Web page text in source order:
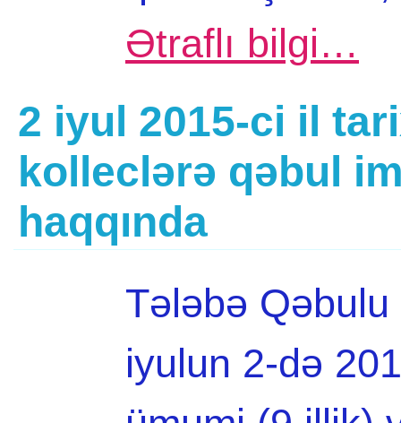
Ətraflı bilgi…
2 iyul 2015-ci il
kolleclərə qəbul
haqqında
Tələbə
iyulun 2-də